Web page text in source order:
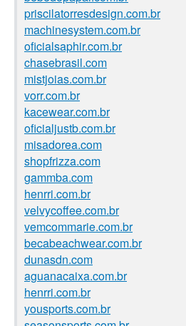
priscilatorresdesign.com.br
machinesystem.com.br
oficialsaphir.com.br
chasebrasil.com
mistjoias.com.br
vorr.com.br
kacewear.com.br
oficialjustb.com.br
misadorea.com
shopfrizza.com
gammba.com
henrri.com.br
velvycoffee.com.br
vemcommarie.com.br
becabeachwear.com.br
dunasdn.com
aguanacaixa.com.br
henrri.com.br
yousports.com.br